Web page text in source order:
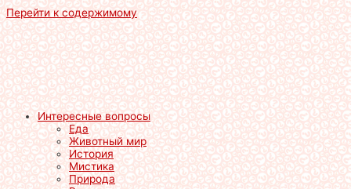
Перейти к содержимому
Интересные вопросы
Еда
Животный мир
История
Мистика
Природа